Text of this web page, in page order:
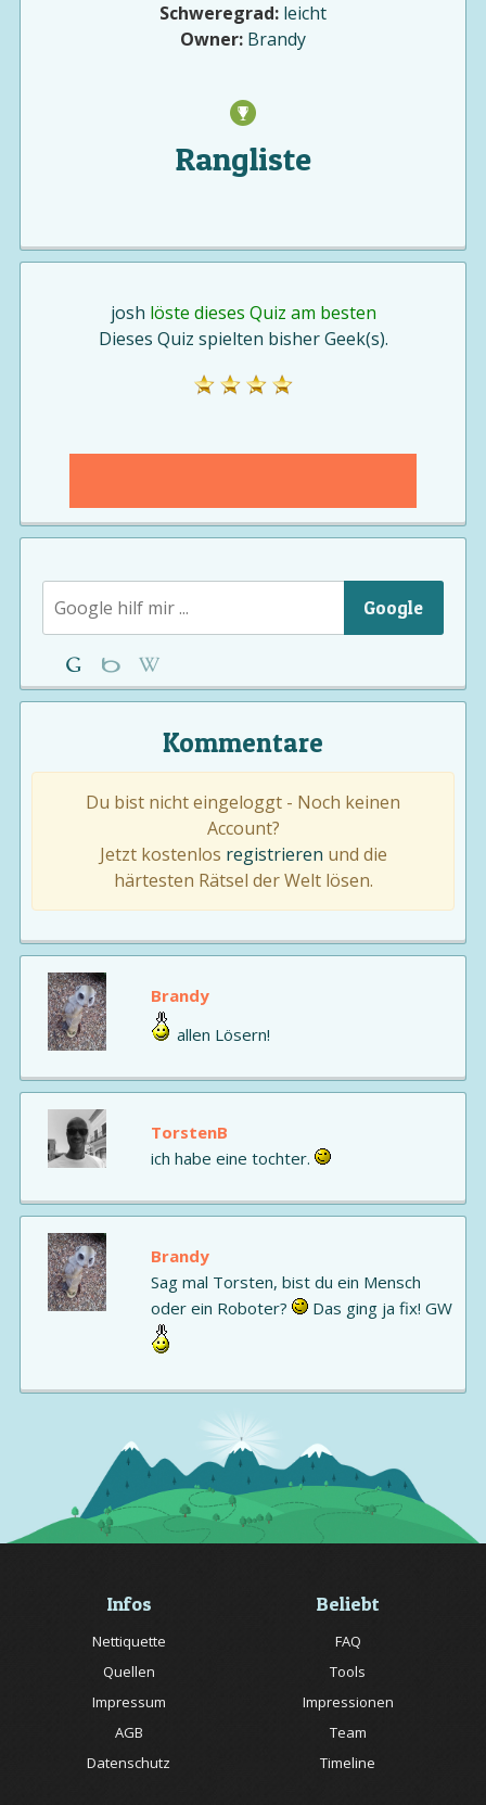
Schweregrad: leicht
Owner: Brandy
Rangliste
josh löste dieses Quiz am besten
Dieses Quiz spielten bisher Geek(s).
Google
Kommentare
Du bist nicht eingeloggt - Noch keinen
Account?
Jetzt kostenlos registrieren und die
härtesten Rätsel der Welt lösen.
Brandy
allen Lösern!
TorstenB
ich habe eine tochter.
Brandy
Sag mal Torsten, bist du ein Mensch
oder ein Roboter?
Das ging ja fix! GW
Infos
Nettiquette
Quellen
Impressum
AGB
Datenschutz
Beliebt
FAQ
Tools
Impressionen
Team
Timeline